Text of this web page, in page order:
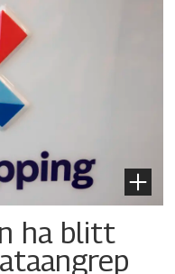
ha blitt